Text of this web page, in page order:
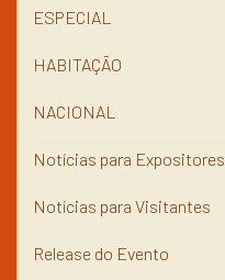
ESPECIAL
HABITAÇÃO
NACIONAL
Notícias para Expositores
Notícias para Visitantes
Release do Evento